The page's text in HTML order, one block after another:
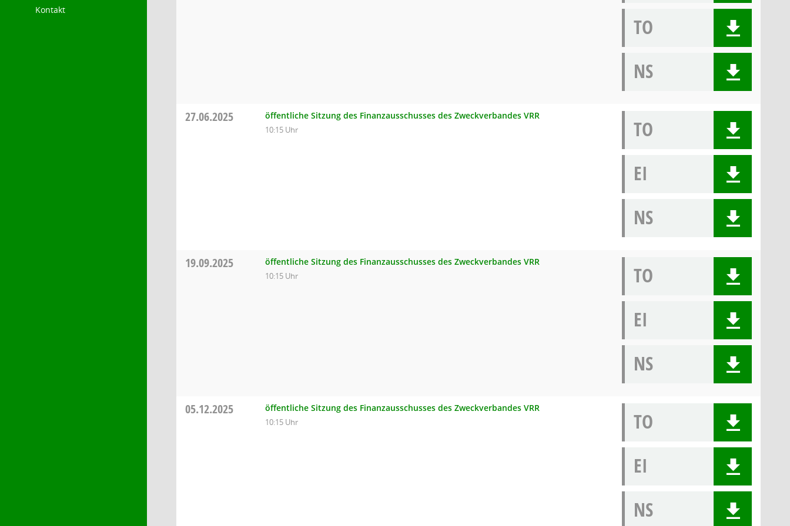
Kontakt
TO
NS
27.06.2025 öffentliche Sitzung des Finanzausschusses des Zweckverbandes VRR
10:15 Uhr
TO
EI
NS
19.09.2025 öffentliche Sitzung des Finanzausschusses des Zweckverbandes VRR
10:15 Uhr
TO
EI
NS
05.12.2025 öffentliche Sitzung des Finanzausschusses des Zweckverbandes VRR
10:15 Uhr
TO
EI
NS